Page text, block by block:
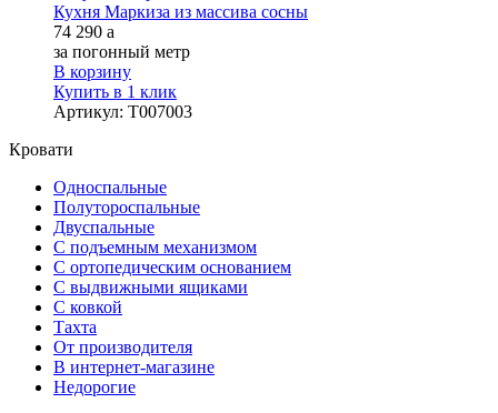
Кухня Маркиза из массива сосны
74 290 a
за погонный метр
В корзину
Купить в 1 клик
Артикул: Т007003
Кровати
Односпальные
Полутороспальные
Двуспальные
С подъемным механизмом
С ортопедическим основанием
С выдвижными ящиками
С ковкой
Тахта
От производителя
В интернет-магазине
Недорогие